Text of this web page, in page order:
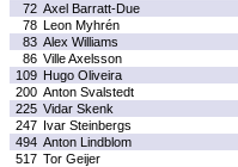
72 Axel Barratt-Due
78 Leon Myhrén
83 Alex Williams
86 Ville Axelsson
109 Hugo Oliveira
200 Anton Svalstedt
225 Vidar Skenk
247 Ivar Steinbergs
494 Anton Lindblom
517 Tor Geijer